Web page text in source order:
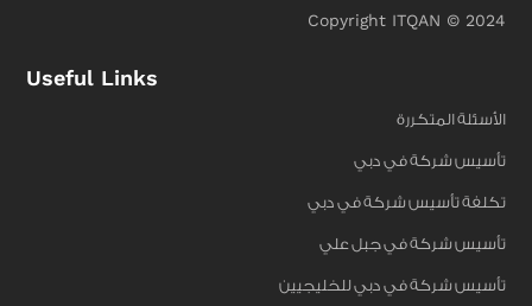
Copyright ITQAN © 2024
Useful Links
الأسئلة المتكررة
تأسيس شركة في دبي
تكلفة تأسيس شركة في دبي
تأسيس شركة في جبل علي
تأسيس شركة في دبي للخليجيين